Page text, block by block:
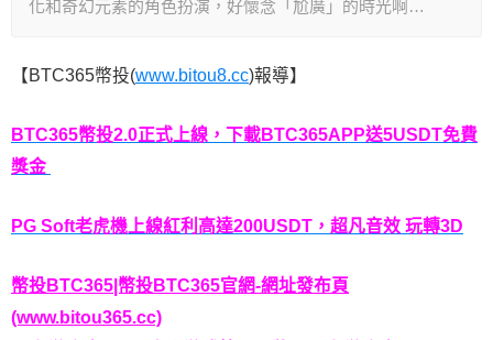
化和奇幻元素的角色扮演，好懷念「尬廣」的時光啊…
【BTC365幣投(www.bitou8.cc)報導】
BTC365幣投2.0正式上線，下載BTC365APP送5USDT免費
獎金
PG Soft老虎機上線紅利高達200USDT，超凡音效 玩轉3D
幣投BTC365|幣投BTC365官網-網址發布頁
(www.bitou365.cc)